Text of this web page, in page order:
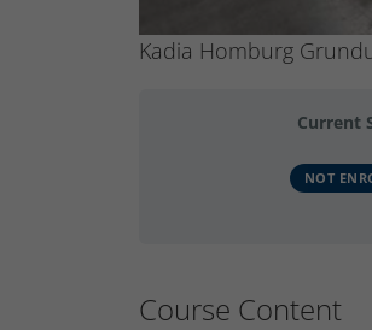
Kadia Homburg
Current
NOT
Course Content